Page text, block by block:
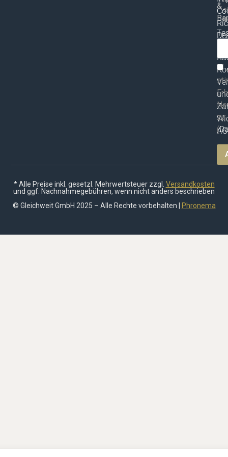
&
zu
(
* Alle Preise inkl. gesetzl. Mehrwertsteuer zzgl. Versandkosten
und ggf. Nachnahmegebühren, wenn nicht anders beschrieben
© Gleichweit GmbH 2025 – Alle Rechte vorbehalten |
Phronema